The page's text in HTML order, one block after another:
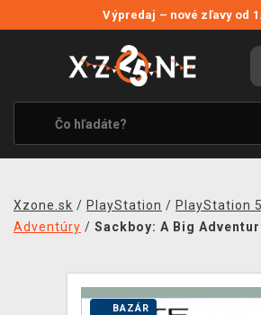
Výpredaj – nové zľavy od
VÝPREDAJ
VIDEOHRY
XZONE ORIGINALS
TEMATIKY
MERCHANDISE
Xzone.sk / PlayStation / PlayStation 5
Adventúry / Sackboy: A Big
BAZÁR